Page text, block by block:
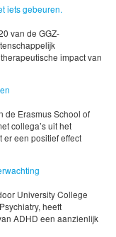
iets gebeuren.
van de GGZ-
impact van
de Erasmus School of
collega’s uit het
een positief effect
University College
heeft
ADHD een aanzienlijk